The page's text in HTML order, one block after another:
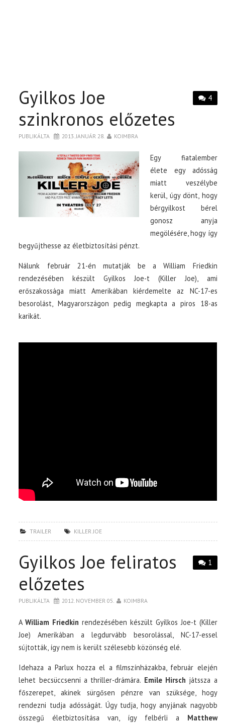
4
Gyilkos Joe
szinkronos előzetes
PUBLIKÁLTA 2013. JANUÁR 28. KOIMBRA
Egy fiatalember
élete egy adósság
miatt veszélybe
kerül, úgy dönt, hogy
bérgyilkost bérel
gonosz anyja
megölésére, hogy így
begyűjthesse az életbiztosítási pénzt.
Nálunk február 21-én mutatják be a William Friedkin
rendezésében készült Gyilkos Joe-t (Killer Joe), ami
erőszakossága miatt Amerikában kiérdemelte az NC-17-es
besorolást, Magyarországon pedig megkapta a piros 18-as
karikát.
TRAILER KILLER JOE
1
Gyilkos Joe feliratos
előzetes
PUBLIKÁLTA 2012. NOVEMBER 05. KOIMBRA
AWilliam Friedkin rendezésében készült Gyilkos Joe-t (Killer
Joe) Amerikában a legdurvább besorolással, NC-17-essel
sújtották, így nem is került szélesebb közönség elé.
Idehaza a Parlux hozza el a filmszínházakba, február elején
lehet becsüccsenni a thriller-drámára. Emile Hirsch játssza a
főszerepet, akinek sürgősen pénzre van szüksége, hogy
rendezni tudja adósságát. Úgy tudja, hogy anyjának nagyobb
összegű életbiztosítása van, így felbérli a Matthew